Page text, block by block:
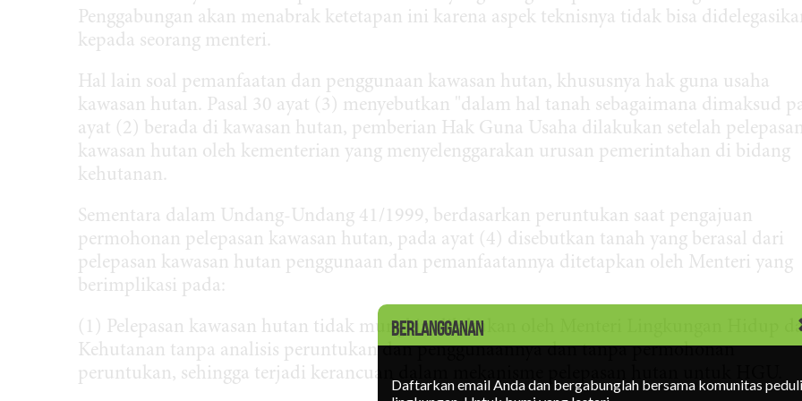
BERLANGGANAN
Daftarkan email Anda dan bergabunglah bersama komunitas peduli
Penggabungan akan menabrak ketetapan ini karena aspek teknisnya tidak bisa
kepada seorang menteri.
Hal lain soal pemanfaatan dan penggunaan kawasan hutan, khususnya hak guna usaha
kawasan hutan. Pasal 30 ayat (3) menyebutkan "dalam hal tanah sebagaimana dimaksud
ayat (2) berada di kawasan hutan, pemberian Hak Guna Usaha dilakukan setelah pelepasan
kawasan hutan oleh kementerian yang menyelenggarakan urusan pemerintahan di bidang
kehutanan.
Sementara dalam Undang-Undang 41/1999, berdasarkan peruntukan saat pengajuan
permohonan pelepasan kawasan hutan, pada ayat (4) disebutkan tanah yang berasal dari
pelepasan kawasan hutan penggunaan dan pemanfaatannya ditetapkan oleh Menteri yang
berimplikasi pada:
(1) Pelepasan kawasan hutan tidak mungkin dilakukan oleh Menteri Lingkungan Hidup
Kehutanan tanpa analisis peruntukan dan penggunaannya dan tanpa permohonan
peruntukan, sehingga terjadi kerancuan dalam mekanisme pelepasan hutan untuk HGU.